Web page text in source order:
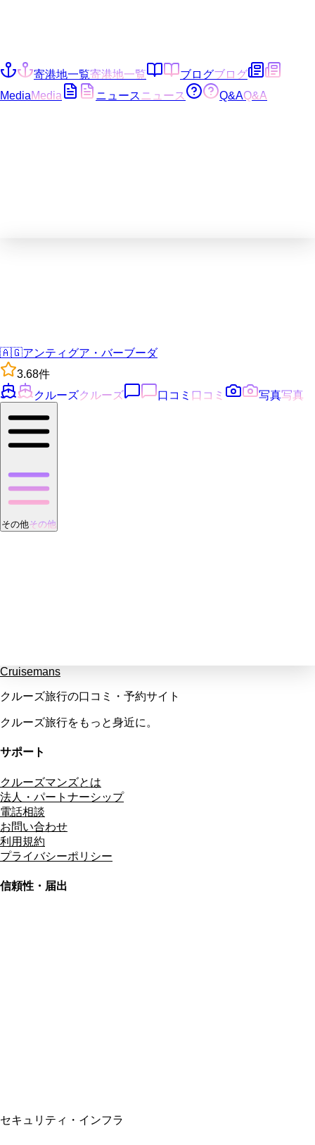
寄港地一覧寄港地一覧 ブログブログ
MediaMedia ニュース ニュース Q&AQ&A
🇦🇬アンティグア・バーブーダ
3.68件
クルーズクルーズ 口コミ 口コミ 写真写真
その他その他
Cruisemans
クルーズ旅行の口コミ・予約サイト
クルーズ旅行をもっと身近に。
サポート
クルーズマンズとは
法人・パートナーシップ
電話相談
お問い合わせ
利用規約
プライバシーポリシー
信頼性・届出
セキュリティ・インフラ